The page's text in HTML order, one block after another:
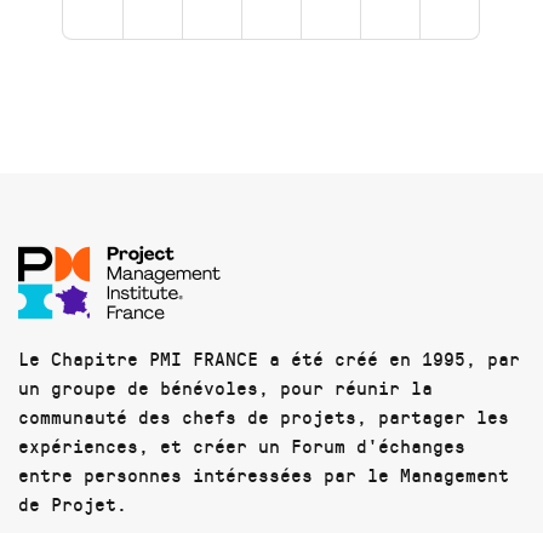
Le Chapitre PMI FRANCE a été créé en 1995, par
un groupe de bénévoles, pour réunir la
communauté des chefs de projets, partager les
expériences, et créer un Forum d'échanges
entre personnes intéressées par le Management
de Projet.